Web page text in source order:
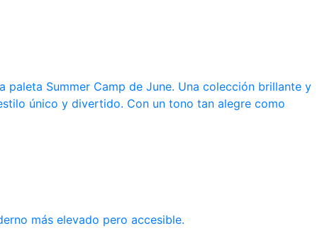
Summer Camp de June. Una colección brillante y
único y divertido. Con un tono tan alegre como
más elevado pero accesible.